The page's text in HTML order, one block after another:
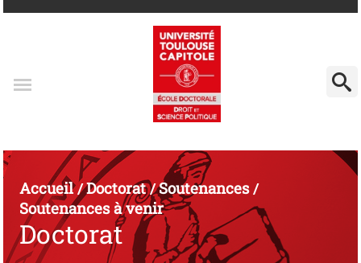
Accueil/Doctorat/Soutenances/
Soutenances à venir
Doctorat